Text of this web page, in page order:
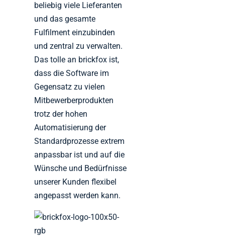
beliebig viele Lieferanten
und das gesamte
Fulfilment einzubinden
und zentral zu verwalten.
Das tolle an brickfox ist,
dass die Software im
Gegensatz zu vielen
Mitbewerberprodukten
trotz der hohen
Automatisierung der
Standardprozesse extrem
anpassbar ist und auf die
Wünsche und Bedürfnisse
unserer Kunden flexibel
angepasst werden kann.